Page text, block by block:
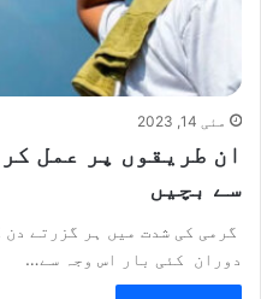
مئی 14, 2023
ان طریقوں پر عمل
سے بچیں
گرمی کی شدت میں ہر گزرتے
دوران کئی بار اس وجہ سے…